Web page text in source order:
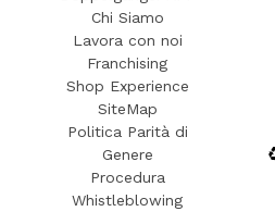
Chi Siamo
Lavora con noi
Franchising
Shop Experience
SiteMap
Politica Parità di
Genere
Procedura
Whistleblowing